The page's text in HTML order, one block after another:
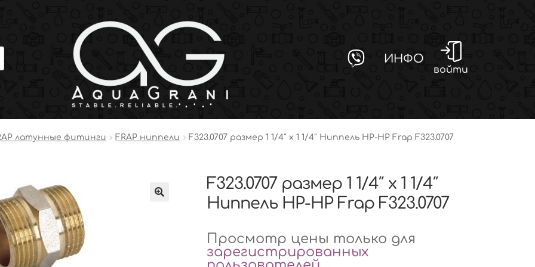
ИНФО
войти
латунные фитинги FRAP ниппели F323.0707 размер 1 1/4″ x 1 1/4″ Ниппель НР-НР Frap F323.0707
F323.0707 размер 1 1/4″ x 1 1/4″
Ниппель НР-НР Frap F323.0707
Просмотр цены только для
зарегистрированных